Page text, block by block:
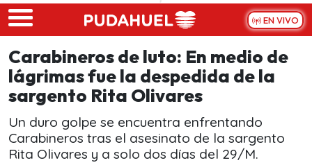
Skip to main content
EN VIVO
Carabineros de luto: En medio de
lágrimas fue la despedida de la
sargento Rita Olivares
Un duro golpe se encuentra enfrentando
Carabineros tras el asesinato de la sargento
Rita Olivares y a solo dos días del 29/M.